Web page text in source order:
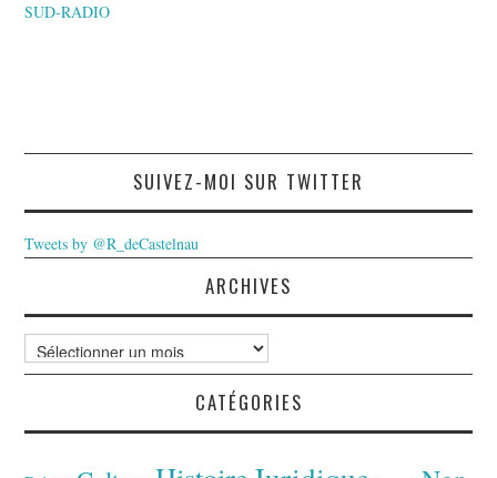
SUD-RADIO
SUIVEZ-MOI SUR TWITTER
Tweets by @R_deCastelnau
ARCHIVES
Archives
CATÉGORIES